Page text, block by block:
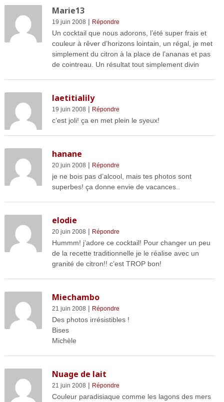
Marie13
19 juin 2008 | Répondre
Un cocktail que nous adorons, l’été super frais et
couleur à rêver d’horizons lointain, un régal, je met
simplement du citron à la place de l’ananas et pas
de cointreau. Un résultat tout simplement divin
laetitialily
19 juin 2008 | Répondre
c’est joli! ça en met plein le syeux!
hanane
20 juin 2008 | Répondre
je ne bois pas d’alcool, mais tes photos sont
superbes! ça donne envie de vacances..
elodie
20 juin 2008 | Répondre
Hummm! j’adore ce cocktail! Pour changer un peu
de la recette traditionnelle je le réalise avec un
granité de citron!! c’est TROP bon!
Miechambo
21 juin 2008 | Répondre
Des photos irrésistibles !
Bises
Michèle
Nuage de lait
21 juin 2008 | Répondre
Couleur paradisiaque comme les lagons des mers